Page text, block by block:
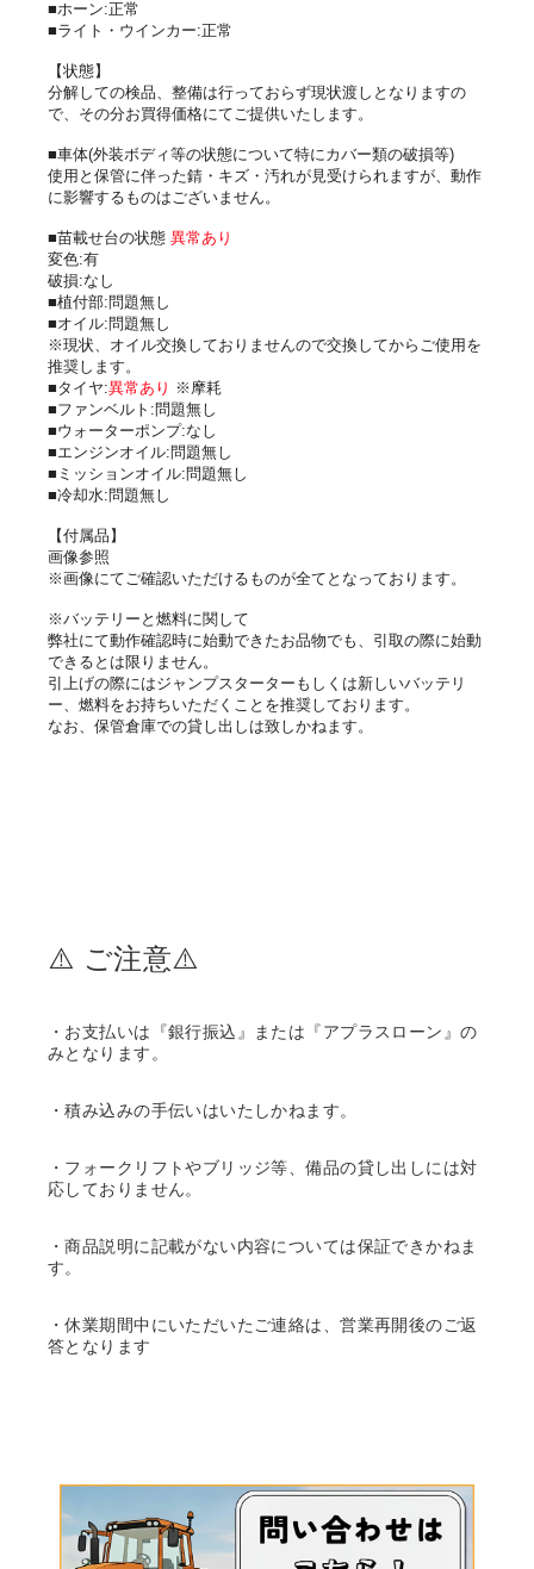
■ホーン:正常
■ライト・ウインカー:正常
【状態】
分解しての検品、整備は行っておらず現状渡しとなりますの
で、その分お買得価格にてご提供いたします。
■車体(外装ボディ等の状態について特にカバー類の破損等)
使用と保管に伴った錆・キズ・汚れが見受けられますが、動作
に影響するものはございません。
■苗載せ台の状態 異常あり
変色:有
破損:なし
■植付部:問題無し
■オイル:問題無し
※現状、オイル交換しておりませんので交換してからご使用を
推奨します。
■タイヤ:異常あり ※摩耗
■ファンベルト:問題無し
■ウォーターポンプ:なし
■エンジンオイル:問題無し
■ミッションオイル:問題無し
■冷却水:問題無し
【付属品】
画像参照
※画像にてご確認いただけるものが全てとなっております。
※バッテリーと燃料に関して
弊社にて動作確認時に始動できたお品物でも、引取の際に始動
できるとは限りません。
引上げの際にはジャンプスターターもしくは新しいバッテリ
ー、燃料をお持ちいただくことを推奨しております。
なお、保管倉庫での貸し出しは致しかねます。
⚠️ ご注意⚠️
・お支払いは『銀行振込』または『アプラスローン』の
みとなります。
・積み込みの手伝いはいたしかねます。
・フォークリフトやブリッジ等、備品の貸し出しには対
応しておりません。
・商品説明に記載がない内容については保証できかねま
す。
・休業期間中にいただいたご連絡は、営業再開後のご返
答となります